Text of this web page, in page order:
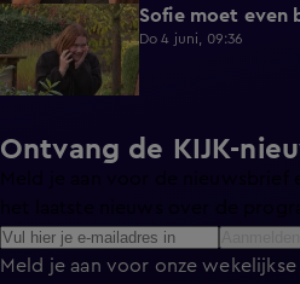
1:13 Sofie moet even
Do 4 juni, 09:36
Ontvang de KIJK-
Meld je aan voor onze